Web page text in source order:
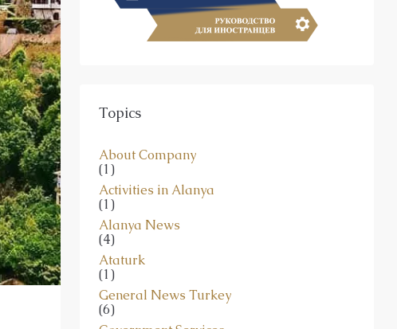
Topics
About Company
(1)
Activities in Alanya
(1)
Alanya News
(4)
Ataturk
(1)
General News Turkey
(6)